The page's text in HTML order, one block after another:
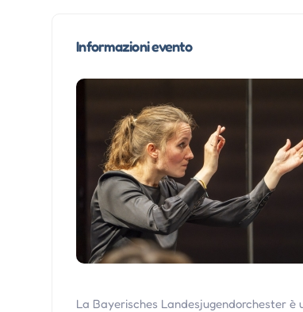
Informazioni evento
La Bayerisches Landesjugendorchester